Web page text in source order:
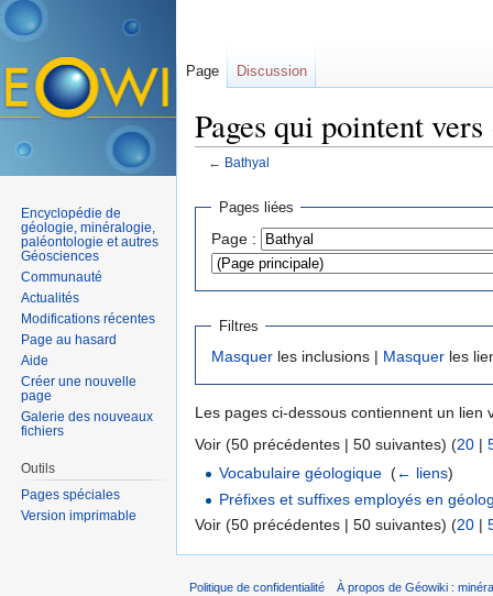
Pages qui pointent
← Bathyal
Pages liées
Page :
Filtres
Masquer les inclusions | Masquer les
Les pages ci-dessous contiennent un lien
Voir (50 précédentes | 50 suivantes) (20 |
Vocabulaire géologique ‎(← liens)
Préfixes et suffixes employés en
Voir (50 précédentes | 50 suivantes) (20 |
Page Discussion
Encyclopédie de
géologie, minéralogie,
paléontologie et autres
Géosciences
Communauté
Actualités
Modifications récentes
Page au hasard
Aide
Créer une nouvelle
page
Galerie des nouveaux
fichiers
Outils
Pages spéciales
Version imprimable
Politique de confidentialité À propos de Géowiki :